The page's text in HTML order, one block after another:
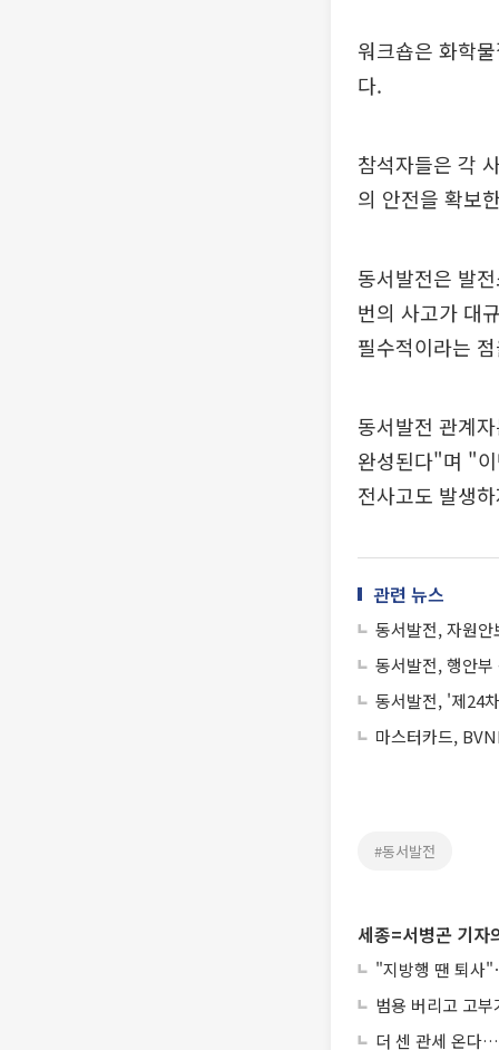
워크숍은 화학
다.
참석자들은 각
의 안전을 확보
동서발전은 발
번의 사고가 대
필수적이라는
동서발전 관계
완성된다"며 "
전사고도 발생
관련 뉴스
동서발전, 자원
동서발전, 행안
동서발전, '제24
마스터카드,
#동서발전
세종=서병곤 기자
"지방행 땐 퇴사
범용 버리고 고
더 센 관세 온다